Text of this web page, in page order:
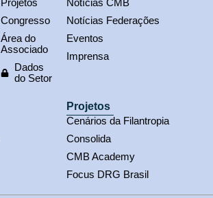
Projetos
Congresso
Área do
Associado
Dados
do Setor
Notícias CMB
Notícias Federações
Eventos
Imprensa
Projetos
Cenários da Filantropia
Consolida
CMB Academy
Focus DRG Brasil